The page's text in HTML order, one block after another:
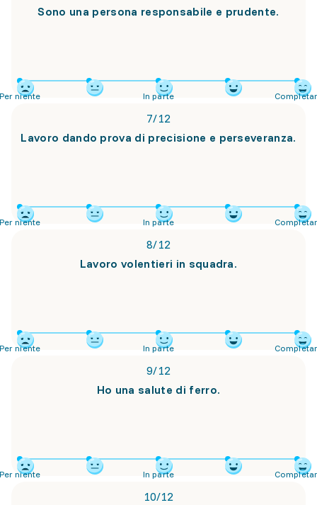
Sono una persona responsabile e prudente.
niente In parte
7/12
Lavoro dando prova di precisione e perseveranza.
niente In parte
8/12
Lavoro volentieri in squadra.
niente In parte
9/12
Ho una salute di ferro.
niente In parte
10/12